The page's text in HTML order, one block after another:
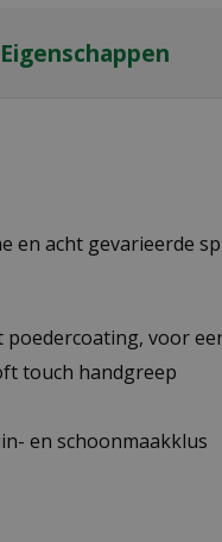
Eigenschappen
en acht gevarieerde
voor
touch handgreep
en schoonmaakklus